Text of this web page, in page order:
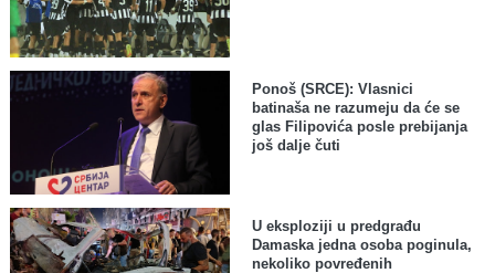
Ponoš (SRCE): Vlasnici
batinaša ne razumeju da će se
glas Filipovića posle prebijanja
još dalje čuti
U eksploziji u predgrađu
Damaska jedna osoba poginula,
nekoliko povređenih